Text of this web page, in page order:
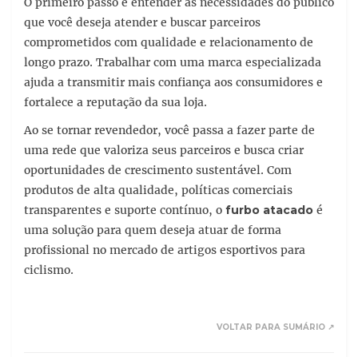
que você deseja atender e buscar parceiros
comprometidos com qualidade e relacionamento de
longo prazo. Trabalhar com uma marca especializada
ajuda a transmitir mais confiança aos consumidores e
fortalece a reputação da sua loja.
Ao se tornar revendedor, você passa a fazer parte de
uma rede que valoriza seus parceiros e busca criar
oportunidades de crescimento sustentável. Com
produtos de alta qualidade, políticas comerciais
transparentes e suporte contínuo, o furbo atacado é
uma solução para quem deseja atuar de forma
profissional no mercado de artigos esportivos para
ciclismo.
VOLTAR PARA SUMÁRIO ↗